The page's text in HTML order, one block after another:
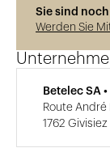
Sie sind
Werden Sie
Betelec SA
Route André
1762 Givisiez